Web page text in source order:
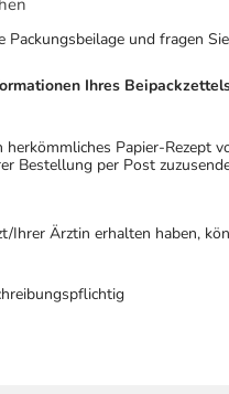
Packungsbeilage und fragen
Ihres
herkömmliches Papier-Rezept
Bestellung per Post
Ihrer Ärztin erhalten haben,